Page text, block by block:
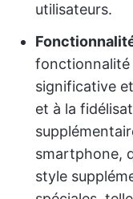
utilisateurs.
fonctionnalité
significative
et à la
smartphone,
style